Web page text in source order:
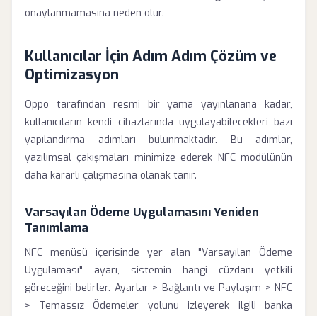
onaylanmamasına neden olur.
Kullanıcılar İçin Adım Adım Çözüm ve
Optimizasyon
Oppo tarafından resmi bir yama yayınlanana kadar,
kullanıcıların kendi cihazlarında uygulayabilecekleri bazı
yapılandırma adımları bulunmaktadır. Bu adımlar,
yazılımsal çakışmaları minimize ederek NFC modülünün
daha kararlı çalışmasına olanak tanır.
Varsayılan Ödeme Uygulamasını Yeniden
Tanımlama
NFC menüsü içerisinde yer alan "Varsayılan Ödeme
Uygulaması" ayarı, sistemin hangi cüzdanı yetkili
göreceğini belirler. Ayarlar > Bağlantı ve Paylaşım > NFC
> Temassız Ödemeler yolunu izleyerek ilgili banka